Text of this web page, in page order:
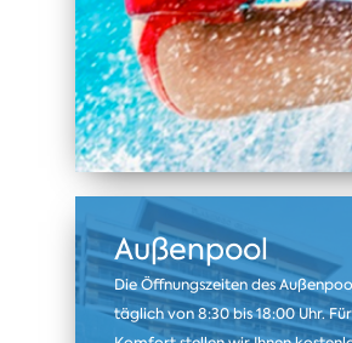
Außenpool
Die Öffnungszeiten des
täglich von 8:30 bis 18:00 Uhr.